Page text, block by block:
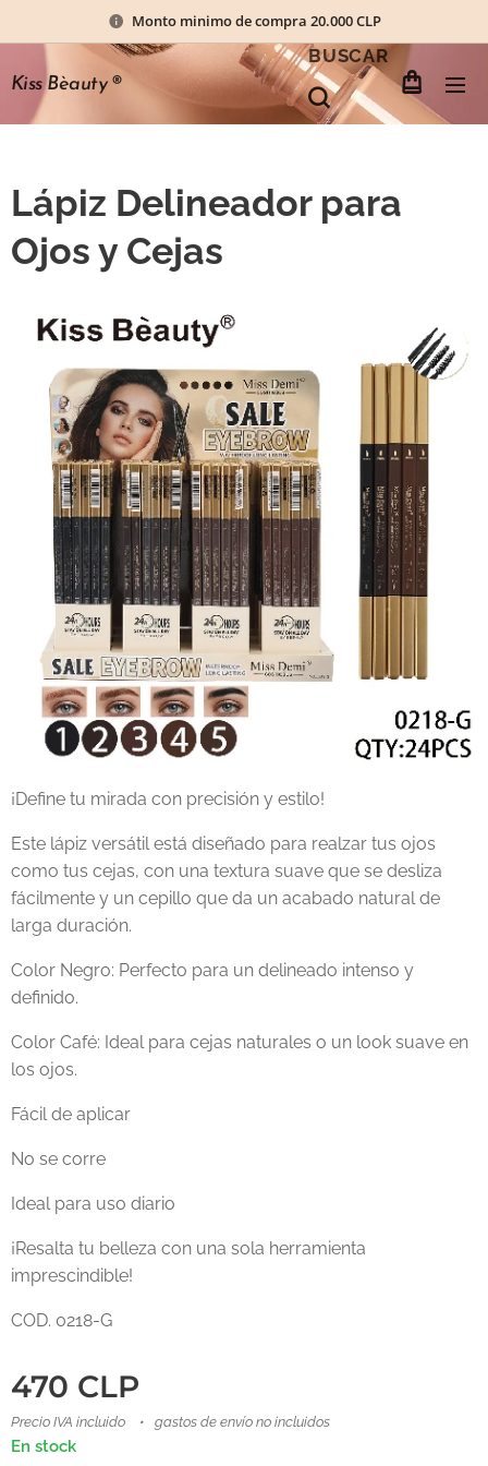
Monto minimo de compra 20.000 CLP
Kiss Bèauty®
BUSCAR
Lápiz Delineador para
Ojos y Cejas
¡Define tu mirada con precisión y estilo!
Este lápiz versátil está diseñado para realzar tus ojos
como tus cejas, con una textura suave que se desliza
fácilmente y un cepillo que da un acabado natural de
larga duración.
Color Negro: Perfecto para un delineado intenso y
definido.
Color Café: Ideal para cejas naturales o un look suave en
los ojos.
Fácil de aplicar
No se corre
Ideal para uso diario
¡Resalta tu belleza con una sola herramienta
imprescindible!
COD. 0218-G
470 CLP
Precio IVA incluido gastos de envío no incluidos
En stock